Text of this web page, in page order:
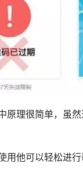
原理很简单，虽
用他可以轻松进